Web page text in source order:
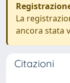
La
ancora stata
Citazioni